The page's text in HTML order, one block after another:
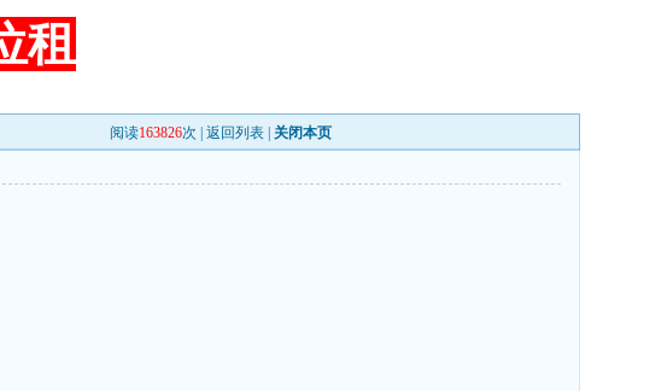
租
阅读163826次 | 返回列表 关闭本页